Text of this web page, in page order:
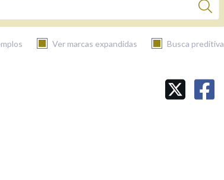
Ver marcas expandidas Busca preditiva